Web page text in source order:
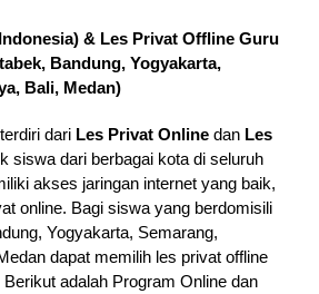
& Les Privat Offline Guru
Bandung, Yogyakarta,
Bali, Medan)
dari Les Privat Online dan Les
siswa dari berbagai kota di seluruh
akses jaringan internet yang baik,
online. Bagi siswa yang berdomisili
Yogyakarta, Semarang,
dapat memilih les privat offline
Berikut adalah Program Online dan